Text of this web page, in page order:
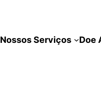
Nossos Serviços Doe